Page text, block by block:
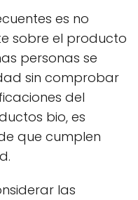
es no
sobre el producto
personas se
sin comprobar
del
bio, es
que cumplen
las